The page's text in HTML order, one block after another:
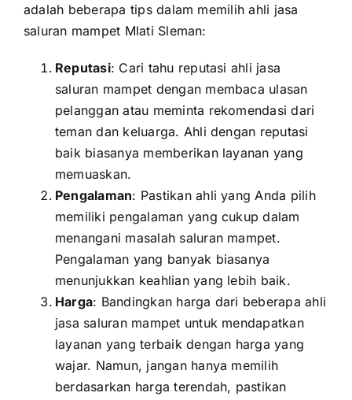
adalah beberapa tips dalam memilih ahli jasa
saluran mampet Mlati Sleman:
Reputasi: Cari tahu reputasi ahli jasa
saluran mampet dengan membaca ulasan
pelanggan atau meminta rekomendasi dari
teman dan keluarga. Ahli dengan reputasi
baik biasanya memberikan layanan yang
memuaskan.
Pengalaman: Pastikan ahli yang Anda pilih
memiliki pengalaman yang cukup dalam
menangani masalah saluran mampet.
Pengalaman yang banyak biasanya
menunjukkan keahlian yang lebih baik.
Harga: Bandingkan harga dari beberapa ahli
jasa saluran mampet untuk mendapatkan
layanan yang terbaik dengan harga yang
wajar. Namun, jangan hanya memilih
berdasarkan harga terendah, pastikan